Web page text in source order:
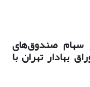
سهام صندوق‌های
بهادار تهران با